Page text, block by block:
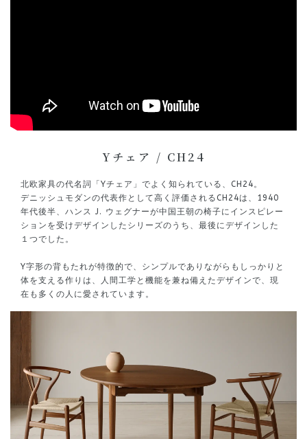
Yチェア / CH24
北欧家具の代名詞「Yチェア」でよく知られている、CH24。
デニッシュモダンの代表作として高く評価されるCH24は、1940
年代後半、ハンス J. ウェグナーが中国王朝の椅子にインスピレー
ションを受けデザインしたシリーズのうち、最後にデザインした
１つでした。
Y字形の背もたれが特徴的で、シンプルでありながらもしっかりと
体を支える作りは、人間工学と機能を兼ね備えたデザインで、現
在も多くの人に愛されています。